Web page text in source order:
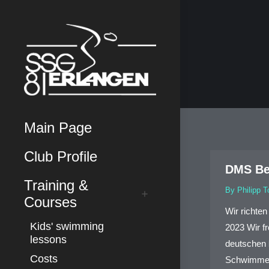
Main Page
Club Profile
Training &
Courses
Kids' swimming
lessons
Costs
DMS
By Philipp
Wir
2023 Wir
deutschen